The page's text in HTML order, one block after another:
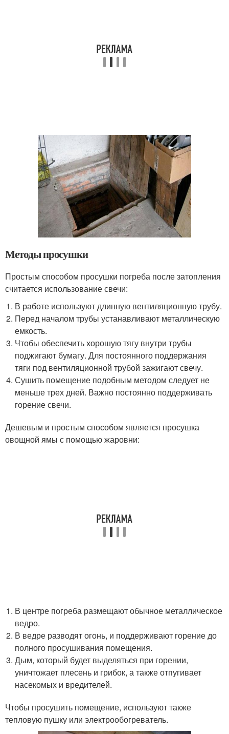
Методы просушки
Простым способом просушки погреба после затопления
считается использование свечи:
В работе используют длинную вентиляционную трубу.
Перед началом трубы устанавливают металлическую
емкость.
Чтобы обеспечить хорошую тягу внутри трубы
поджигают бумагу. Для постоянного поддержания
тяги под вентиляционной трубой зажигают свечу.
Сушить помещение подобным методом следует не
меньше трех дней. Важно постоянно поддерживать
горение свечи.
Дешевым и простым способом является просушка
овощной ямы с помощью жаровни:
В центре погреба размещают обычное металлическое
ведро.
В ведре разводят огонь, и поддерживают горение до
полного просушивания помещения.
Дым, который будет выделяться при горении,
уничтожает плесень и грибок, а также отпугивает
насекомых и вредителей.
Чтобы просушить помещение, используют также
тепловую пушку или электрообогреватель.